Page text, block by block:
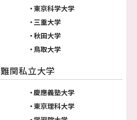
東京科学大学
三重大学
秋田大学
鳥取大学
難関私立大学
慶應義塾大学
東京理科大学